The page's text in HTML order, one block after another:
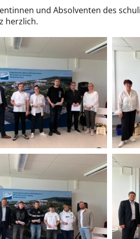
und Absolventen des
herzlich.